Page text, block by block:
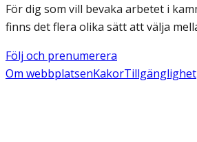
För dig som vill bevaka arbetet i
finns det flera olika sätt att välja
Följ och prenumerera
Om webbplatsenKakorTillgänglighet